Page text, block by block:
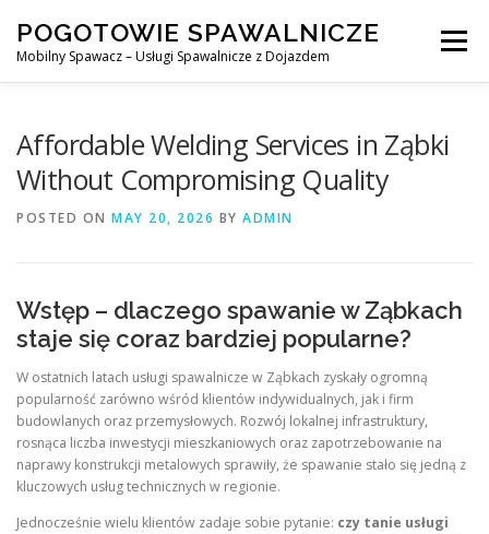
content
POGOTOWIE SPAWALNICZE
Mobilny Spawacz – Usługi Spawalnicze z Dojazdem
Menu
Affordable Welding Services in Ząbki
Without Compromising Quality
POSTED ON MAY 20, 2026 BY ADMIN
Wstęp – dlaczego spawanie w Ząbkach
staje się coraz bardziej popularne?
W ostatnich latach usługi spawalnicze w Ząbkach zyskały ogromną
popularność zarówno wśród klientów indywidualnych, jak i firm
budowlanych oraz przemysłowych. Rozwój lokalnej infrastruktury,
rosnąca liczba inwestycji mieszkaniowych oraz zapotrzebowanie na
naprawy konstrukcji metalowych sprawiły, że spawanie stało się jedną z
kluczowych usług technicznych w regionie.
Jednocześnie wielu klientów zadaje sobie pytanie: czy tanie usługi